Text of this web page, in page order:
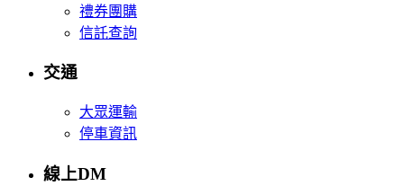
禮券團購
信託查詢
交通
大眾運輸
停車資訊
線上DM